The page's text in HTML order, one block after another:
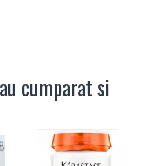
cumparat si